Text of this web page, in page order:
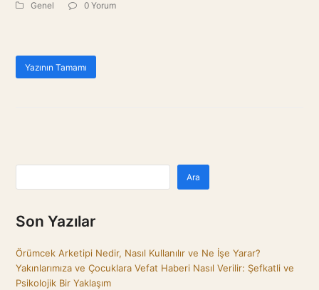
Genel
0 Yorum
Yazının Tamamı
Ara
Son Yazılar
Örümcek Arketipi Nedir, Nasıl Kullanılır ve Ne İşe Yarar?
Yakınlarımıza ve Çocuklara Vefat Haberi Nasıl Verilir: Şefkatli ve
Psikolojik Bir Yaklaşım